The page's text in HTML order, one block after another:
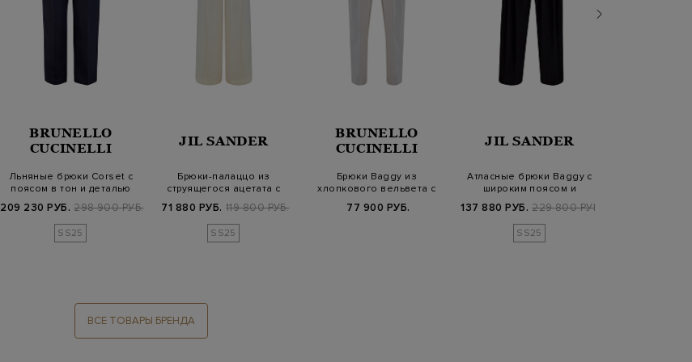
BRUNELLO
CUCINELLI
Льняные брюки Corset с
поясом в тон и деталью
209 230 РУБ. 298 900 РУБ.
SS25
JIL SANDER
Брюки-палаццо из
струящегося ацетата с
71 880 РУБ. 119 800 РУБ.
SS25
BRUNELLO
CUCINELLI
Брюки Baggy из
хлопкового вельвета с
77 900 РУБ.
JIL SANDER
Атласные брюки Baggy с
широким поясом и
137 880 РУБ. 229 800 РУБ.
SS25
ВСЕ ТОВАРЫ БРЕНДА